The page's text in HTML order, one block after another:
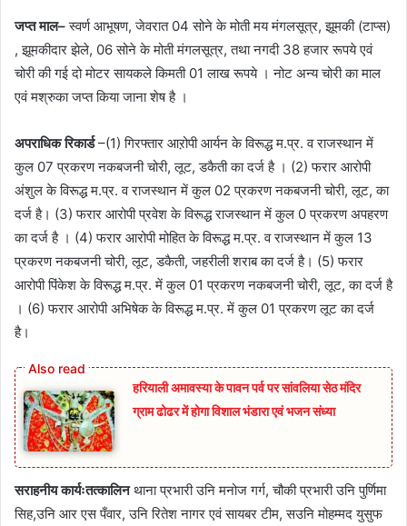
जप्त माल–स्वर्ण आभूषण, जेवरात 04 सोने के मोती मय मंगलसूत्र, झूमकी (टाप्स)
, झूमकीदार झेले, 06 सोने के मोती मंगलसूत्र, तथा नगदी 38 हजार रूपये एवं
चोरी की गई दो मोटर सायकले किमती 01 लाख रूपये । नोट अन्य चोरी का माल
एवं मश्रुका जप्त किया जाना शेष है ।
अपराधिक रिकार्ड–(1) गिरफ्तार आऱोपी आर्यन के विरूद्ध म.प्र. व राजस्थान में
कुल 07 प्रकरण नकबजनी चोरी, लूट, डकैती का दर्ज है । (2) फरार आरोपी
अंशुल के विरूद्ध म.प्र. व राजस्थान में कुल 02 प्रकरण नकबजनी चोरी, लूट, का
दर्ज है। (3) फरार आरोपी प्रवेश के विरूद्ध राजस्थान में कुल 0 प्रकरण अपहरण
का दर्ज है । (4) फरार आरोपी मोहित के विरूद्ध म.प्र. व राजस्थान में कुल 13
प्रकरण नकबजनी चोरी, लूट, डकैती, जहरीली शराब का दर्ज है। (5) फरार
आरोपी पिंकेश के विरूद्ध म.प्र. में कुल 01 प्रकरण नकबजनी चोरी, लूट, का दर्ज है
। (6) फरार आरोपी अभिषेक के विरूद्ध म.प्र. में कुल 01 प्रकरण लूट का दर्ज
है।
हरियाली अमावस्या के पावन पर्व पर सांवलिया सेठ मंदिर
ग्राम ढोढर में होगा विशाल भंडारा एवं भजन संध्या
सराहनीय कार्यःतत्कालिनथाना प्रभारी उनि मनोज गर्ग, चौकी प्रभारी उनि पुर्णिमा
सिह,उनि आर एस पँवार, उनि रितेश नागर एवं सायबर टीम, सउनि मोहम्मद युसुफ